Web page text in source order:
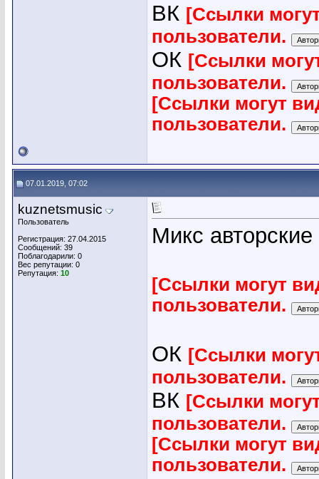
ВК [Ссылки
пользователи.
ОК [Ссылки
пользователи.
[Ссылки могут
пользователи.
07.01.2019, 07:02
kuznetsmusic
Пользователь
Регистрация: 27.04.2015
Сообщений: 39
Поблагодарили: 0
Вес репутации: 0
Репутация: 10
Микс
[Ссылки могут
пользователи.
ОК [Ссылки
пользователи.
ВК [Ссылки
пользователи.
[Ссылки могут
пользователи.